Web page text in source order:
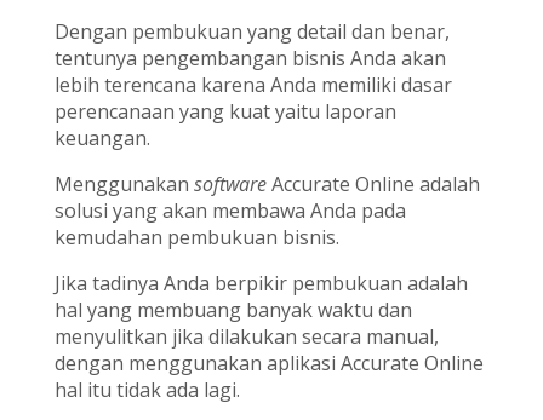
Dengan pembukuan yang detail dan benar,
tentunya pengembangan bisnis Anda akan
lebih terencana karena Anda memiliki dasar
perencanaan yang kuat yaitu laporan
keuangan.
Menggunakan softwareAccurate Online adalah
solusi yang akan membawa Anda pada
kemudahan pembukuan bisnis.
Jika tadinya Anda berpikir pembukuan adalah
hal yang membuang banyak waktu dan
menyulitkan jika dilakukan secara manual,
dengan menggunakan aplikasi Accurate Online
hal itu tidak ada lagi.